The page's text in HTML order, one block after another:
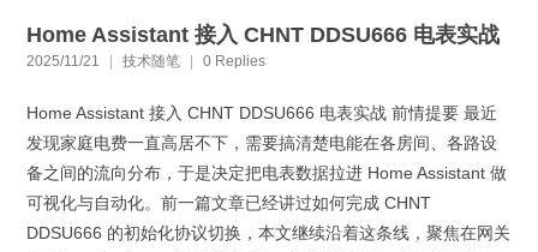
Home Assistant 接入 CHNT DDSU666 电表实战
2025/11/21 技术随笔 0 Replies
Home Assistant 接入 CHNT DDSU666 电表实战 前情提要 最近
发现家庭电费一直高居不下，需要搞清楚电能在各房间、各路设
备之间的流向分布，于是决定把电表数据拉进 Home Assistant 做
可视化与自动化。前一篇文章已经讲过如何完成 CHNT
DDSU666 的初始化协议切换，本文继续沿着这条线，聚焦在网关